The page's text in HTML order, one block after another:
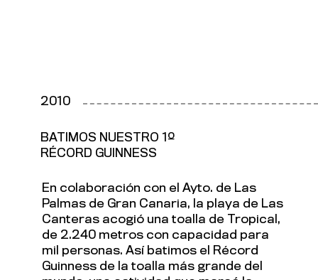
BATIMOS NUESTRO 1º
RÉCORD GUINNESS
2010
En colaboración con el Ayto. de Las
Palmas de Gran Canaria, la playa de Las
Canteras acogió una toalla de Tropical,
de 2.240 metros con capacidad para
mil personas. Así batimos el Récord
Guinness de la toalla más grande del